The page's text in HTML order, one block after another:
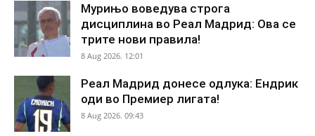
Мурињо воведува строга
дисциплина во Реал Мадрид: Ова се
трите нови правила!
8 Aug 2026. 12:01
Реал Мадрид донесе одлука: Ендрик
оди во Премиер лигата!
8 Aug 2026. 09:43